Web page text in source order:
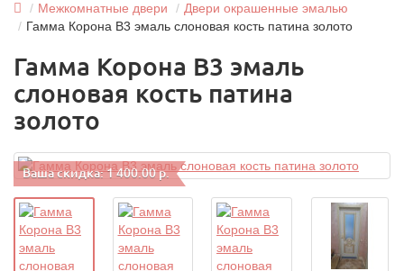
Межкомнатные двери
Двери окрашенные эмалью
Гамма Корона В3 эмаль слоновая кость патина золото
Гамма Корона В3 эмаль
слоновая кость патина
золото
Ваша скидка: 1 400.00 р.